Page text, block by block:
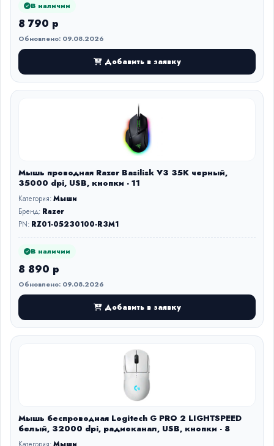
В наличии
8 790 р
Обновлено: 09.08.2026
Добавить в заявку
Мышь проводная Razer Basilisk V3 35K черный,
35000 dpi, USB, кнопки - 11
Категория:Мыши
Бренд: Razer
PN: RZ01-05230100-R3M1
В наличии
8 890 р
Обновлено: 09.08.2026
Добавить в заявку
Мышь беспроводная Logitech G PRO 2 LIGHTSPEED
белый, 32000 dpi, радиоканал, USB, кнопки - 8